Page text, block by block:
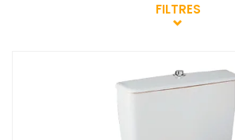
FILTRES